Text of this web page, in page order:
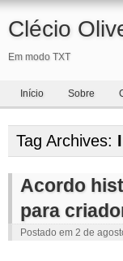
Clécio
Em modo TXT
Início Sobre
Tag Archives:
Acordo
para
Postado em 2 de